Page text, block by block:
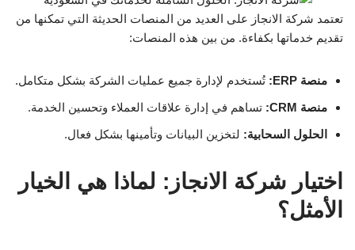
تعتمد شركة الانجاز على العديد من المنصات الحديثة التي تمكنها من
تقديم خدماتها بكفاءة. من بين هذه المنصات:
منصة ERP:
تُستخدم لإدارة جميع عمليات الشركة بشكل متكامل.
منصة CRM:
تساهم في إدارة علاقات العملاء وتحسين الخدمة.
الحلول السحابية: لتخزين البيانات وتأمينها بشكل فعال.
اختيار شركة الانجاز: لماذا هي الخيار
الأمثل؟